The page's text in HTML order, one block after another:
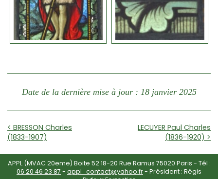
Date de la dernière mise à jour : 18 janvier 2025
< BRESSON Charles
(1833-1907)
LECUYER Paul Charles
(1836-1920) >
APPL (MVAC 20eme) Boite 52 18-20 Rue Ramus 75020 Paris - Tél :
06 20 46 23 87 - appl_contact@yahoo.fr- Président : Régis